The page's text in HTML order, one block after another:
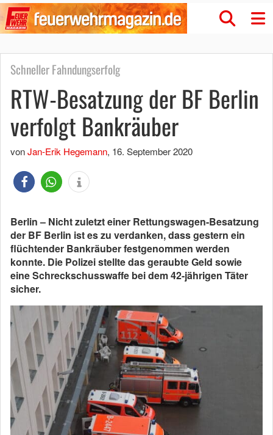
Schneller Fahndungserfolg
RTW-Besatzung der BF Berlin
verfolgt Bankräuber
vonJan-Erik Hegemann, 16. September 2020
Berlin – Nicht zuletzt einer Rettungswagen-Besatzung
der BF Berlin ist es zu verdanken, dass gestern ein
flüchtender Bankräuber festgenommen werden
konnte. Die Polizei stellte das geraubte Geld sowie
eine Schreckschusswaffe bei dem 42-jährigen Täter
sicher.